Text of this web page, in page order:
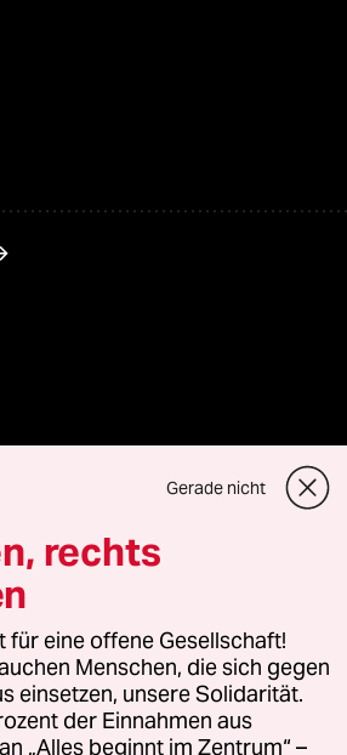
Vertriebs GmbH
rechtlichen Fragen oder für Genehmigungen
lizenzen@taz.de
Kommune-Richtlinien
Gerade nicht
rechts
eine offene Gesellschaft!
Menschen, die sich gegen
einsetzen, unsere Solidarität.
der Einnahmen aus
„Alles beginnt im Zentrum“ –